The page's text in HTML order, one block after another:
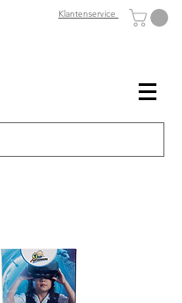
Klantenservice